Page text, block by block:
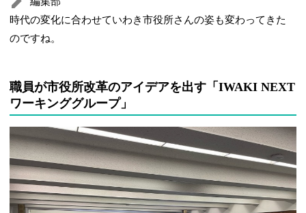
時代の変化に合わせていわき市役所さんの姿も変わってきた
のですね。
職員が市役所改革のアイデアを出す「IWAKI NEXT
ワーキンググループ」